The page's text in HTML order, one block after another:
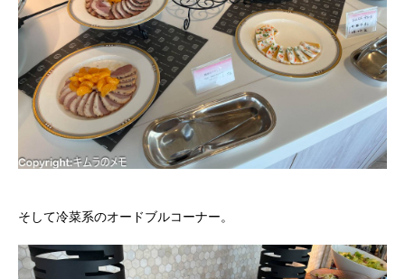
そして冷菜系のオードブルコーナー。